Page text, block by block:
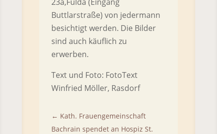
Buttlarstraße) von jedermann
besichtigt werden. Die Bilder
sind auch käuflich zu
erwerben.
Text und Foto: FotoText
Winfried Möller, Rasdorf
← Kath. Frauengemeinschaft
Bachrain spendet an Hospiz St.